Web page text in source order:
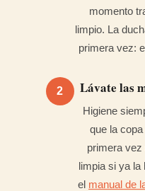
momento
limpio. La
primera vez:
2 Lávate las
Higiene
que la
primera vez
limpia si ya la
el manual de